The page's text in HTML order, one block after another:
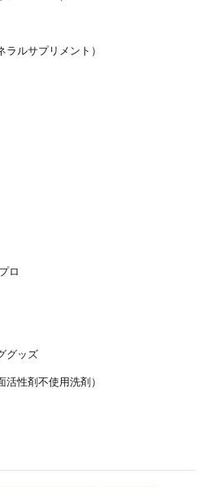
ルサプリメント）
ロ
グッズ
性剤不使用洗剤）